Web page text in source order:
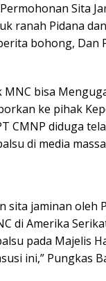
Sita
ranah Pidana
bohong, Dan
MNC bisa
ke pihak
CMNP diduga
di media
sita jaminan oleh
di Amerika
pada Majelis
ini,” Pungkas